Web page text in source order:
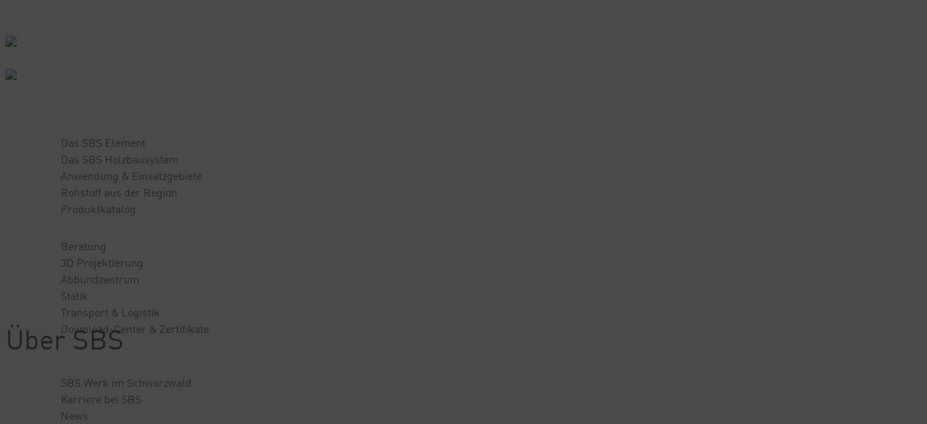
Das SBS Element
Das SBS Holzbausystem
Anwendung & Einsatzgebiete
Rohstoff aus der Region
Produktkatalog
Beratung
3D Projektierung
Abbundzentrum
Statik
Transport & Logistik
Download-Center & Zertifikate
Über SBS
SBS Werk im Schwarzwald
Karriere bei SBS
News
Über SBS